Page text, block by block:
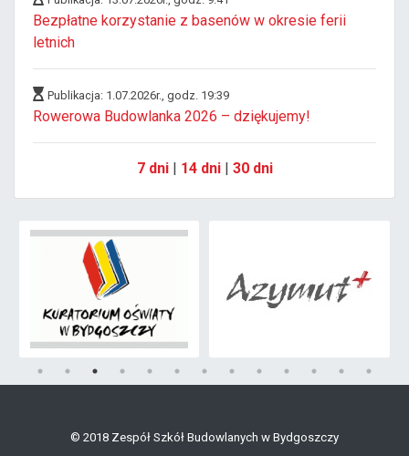
Bezpłatne korzystanie z basenów w okresie ferii
letnich
Publikacja: 1.07.2026r., godz. 19:39
Rowerowa Budowlanka 2026 – dziękujemy!
7 dni| 14 dni| 30 dni
© 2018 Zespół Szkół Budowlanych w Bydgoszczy